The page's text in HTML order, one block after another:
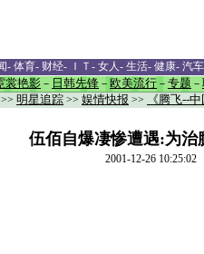
- 体育- 财经- ＩＴ - 女人- 生活- 健康- 汽车
裳艳影 － 日韩先锋 － 欧美流行 － 专题 －
>> 明星追踪 >> 娱情快报 >> 《腾飞--
伍佰自爆凄惨遭遇:为
2001-12-26